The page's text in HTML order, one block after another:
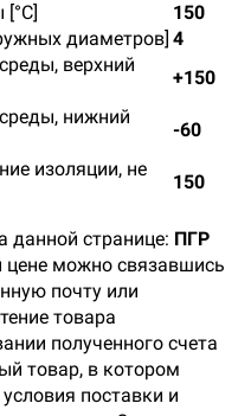
150
диаметров] 4
верхний
+150
нижний
-60
изоляции, не
150
данной странице: ПГР
цене можно связавшись
почту или
товара
полученного счета
товар, в котором
поставки и